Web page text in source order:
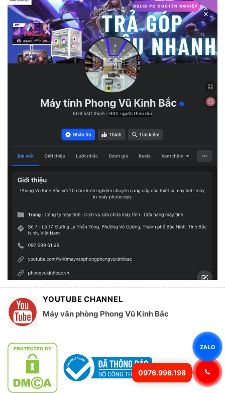
ZALO
0976.996.198
YOUTUBE CHANNEL
Máy văn phòng Phong Vũ Kinh Bắc